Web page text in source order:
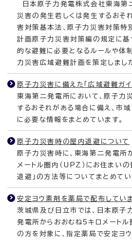
日本原子力発電株式会社東海第
災害の発生若しくは発生するおそ
害対策基本法、原子力災害対策特
計画原子力災害対策編の規定に基
的な避難に必要となるルールや体
力災害広域避難計画を策定しました
原子力災害に備えた「広域避難ガイ
東海第二発電所において、原子力
するおそれがある場合に備え、市
に必要な情報をまとめています。
原子力災害時の屋内退避について
原子力災害時に、東海第二発電所
メートル圏内（UPZ）にお住まい
退避」の方法等についてまとめてい
安定ヨウ素剤を薬局で配布していま
茨城県及び日立市では、日本原子
発電所からおおむね5キロメートル
の方を対象に、指定薬局で安定ヨ